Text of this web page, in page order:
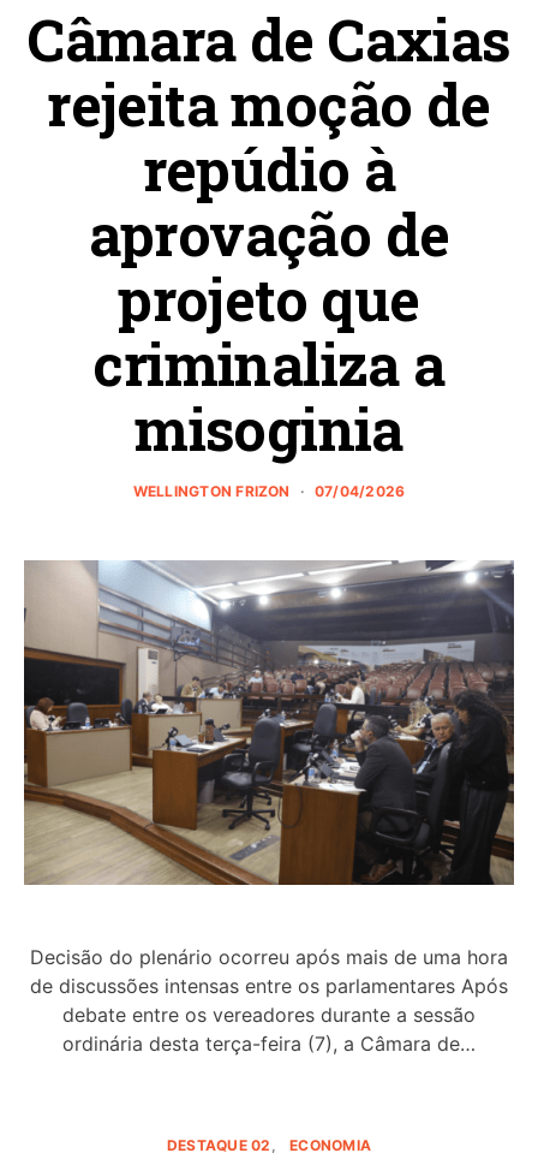
Câmara de Caxias
rejeita moção de
repúdio à
aprovação de
projeto que
criminaliza a
misoginia
WELLINGTON FRIZON 07/04/2026
Decisão do plenário ocorreu após mais de uma hora
de discussões intensas entre os parlamentares Após
debate entre os vereadores durante a sessão
ordinária desta terça-feira (7), a Câmara de…
DESTAQUE 02 ECONOMIA